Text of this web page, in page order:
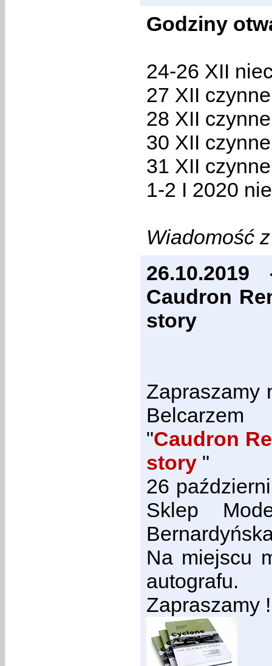
Godziny
24-26 XII
27 XII
28 XII
30 XII
31 XII
1-2 I 2020
Wiadomość
Caudron
story
Zapraszamy
"Caudron
story "
26
Sklep
Na miejscu
autografu.
Zapraszamy